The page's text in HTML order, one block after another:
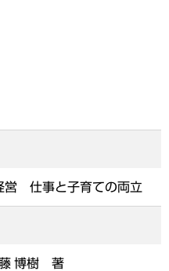
仕事と子育ての両立
藤 博樹 著